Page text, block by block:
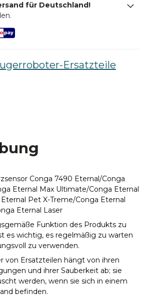
für Deutschland!
Ersatzteile
Conga 7490 Eternal/Conga
Eternal Max Ultimate/Conga Eternal
Pet X-Treme/Conga Eternal
Eternal Laser
Funktion des Produkts zu
es wichtig, es regelmäßig zu warten
zu verwenden.
von Ersatzteilen hängt von ihren
und ihrer Sauberkeit ab; sie
werden, wenn sie sich in einem
befinden.